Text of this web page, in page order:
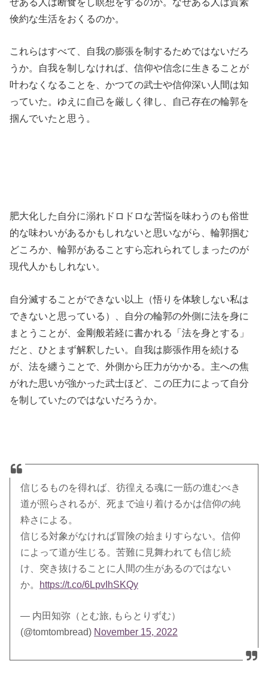
倹約な生活をおくるのか。
これらはすべて、自我の膨張を制するためではないだろ
うか。自我を制しなければ、信仰や信念に生きることが
叶わなくなることを、かつての武士や信仰深い人間は知
っていた。ゆえに自己を厳しく律し、自己存在の輪郭を
掴んでいたと思う。
肥大化した自分に溺れドロドロな苦悩を味わうのも俗世
的な味わいがあるかもしれないと思いながら、輪郭掴む
どころか、輪郭があることすら忘れられてしまったのが
現代人かもしれない。
自分滅することができない以上（悟りを体験しない私は
できないと思っている）、自分の輪郭の外側に法を身に
まとうことが、金剛般若経に書かれる「法を身とする」
だと、ひとまず解釈したい。自我は膨張作用を続ける
が、法を纏うことで、外側から圧力がかかる。主への焦
がれた思いが強かった武士ほど、この圧力によって自分
を制していたのではないだろうか。
信じるものを得れば、彷徨える魂に一筋の進むべき
道が照らされるが、死まで辿り着けるかは信仰の純
粋さによる。
信じる対象がなければ冒険の始まりすらない。信仰
によって道が生じる。苦難に見舞われても信じ続
け、突き抜けることに人間の生があるのではない
か。
https://t.co/6LpvIhSKQy
— 内田知弥（とむ旅, もらとりずむ）
(@tomtombread) November 15, 2022